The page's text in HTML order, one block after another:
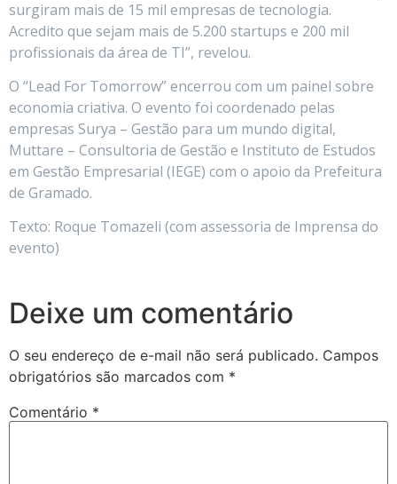
surgiram mais de 15 mil empresas de tecnologia.
Acredito que sejam mais de 5.200 startups e 200 mil
profissionais da área de TI”, revelou.
O “Lead For Tomorrow” encerrou com um painel sobre
economia criativa. O evento foi coordenado pelas
empresas Surya – Gestão para um mundo digital,
Muttare – Consultoria de Gestão e Instituto de Estudos
em Gestão Empresarial (IEGE) com o apoio da Prefeitura
de Gramado.
Texto: Roque Tomazeli (com assessoria de Imprensa do
evento)
Deixe um comentário
O seu endereço de e-mail não será publicado. Campos
obrigatórios são marcados com *
Comentário *